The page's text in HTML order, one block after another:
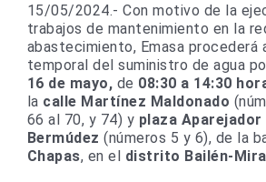
15/05/2024.- Con motivo de la
trabajos de mantenimiento en la
abastecimiento, Emasa procederá
temporal del suministro de agua
16 de mayo, de 08:30 a 14:30
la calle Martínez Maldonado
66 al 70, y 74) y plaza Aparejador
Bermúdez (números 5 y 6), de la
Chapas, en el distrito Bailén-